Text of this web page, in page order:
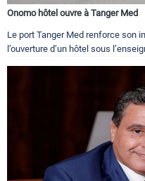
Onomo hôtel ouvre à Tanger Med
Le port Tanger Med renforce son
l’ouverture d’un hôtel sous